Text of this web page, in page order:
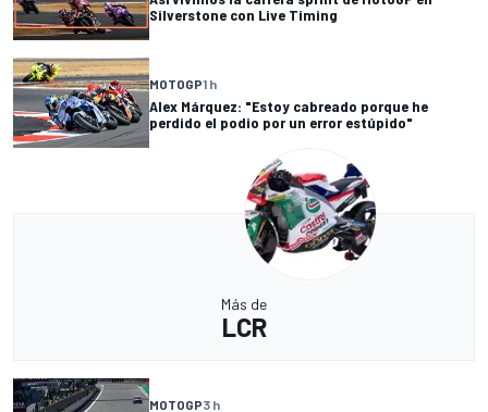
Silverstone con Live Timing
MOTOGP1 h
Alex Márquez: "Estoy cabreado porque he
perdido el podio por un error estúpido"
Más de
LCR
MOTOGP3 h